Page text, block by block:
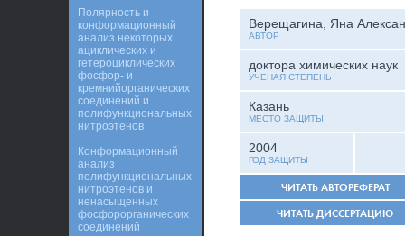
Верещагина, Яна
АВТОР
доктора химических наук
УЧЕНАЯ СТЕПЕНЬ
Казань
МЕСТО ЗАЩИТЫ
2004
ГОД ЗАЩИТЫ
ЧИТАТЬ АВТОРЕФЕРАТ
ЧИТАТЬ ДИССЕРТАЦИЮ
Полярность и
конформационный
анализ некоторых
ациклических и
гетероциклических
фосфор- и
кремнийорганических
соединений и
полифункциональных
нитроэтенов
Конформационный
анализ
полифункциональных
нитроэтенов и
ненасыщенных
фосфорорганических
соединений